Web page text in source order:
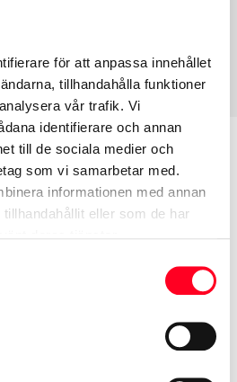
för att anpassa innehållet
tillhandahålla funktioner
vår trafik. Vi
identifierare och annan
till de sociala medier och
som vi samarbetar med.
informationen med annan
eller som de har
8612
min bil?
för att se om den fälg
Se till att kolla en extra
ut under årens lopp och
som bilen hade ut från
Sök